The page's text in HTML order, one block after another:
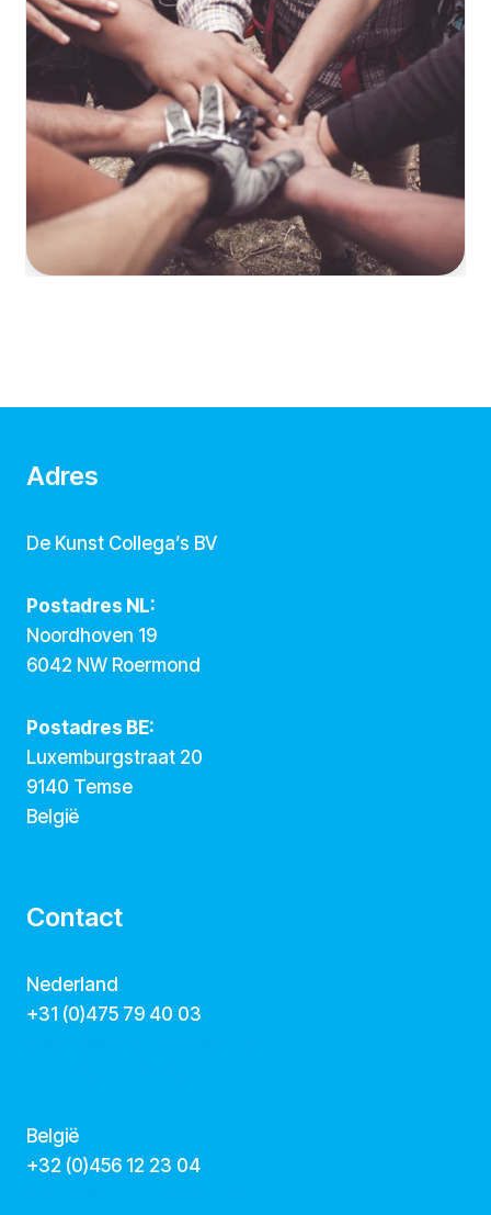
Adres
De Kunst Collega’s BV
Postadres NL:
Noordhoven 19
6042 NW Roermond
Postadres BE:
Luxemburgstraat 20
9140 Temse
België
Contact
Nederland
+31 (0)475 79 40 03
België
‭+32 (0)456 12 23 04‬